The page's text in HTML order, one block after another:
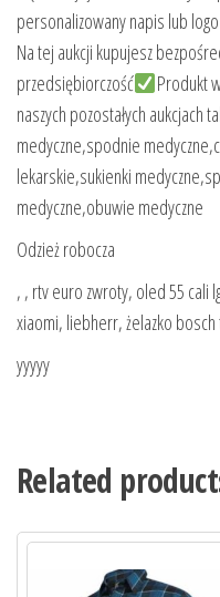
personalizowany napis lub
Na tej aukcji kupujesz
przedsiębiorczość
Produkt
naszych pozostałych aukcjach
medyczne,spodnie
lekarskie,sukienki
medyczne,obuwie medyczne
Odzież robocza
, , rtv euro zwroty, oled 55 cali
xiaomi, liebherr, żelazko
yyyyy
Related